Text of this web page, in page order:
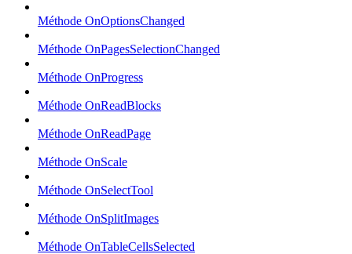
Méthode OnOptionsChanged
Méthode OnPagesSelectionChanged
Méthode OnProgress
Méthode OnReadBlocks
Méthode OnReadPage
Méthode OnScale
Méthode OnSelectTool
Méthode OnSplitImages
Méthode OnTableCellsSelected